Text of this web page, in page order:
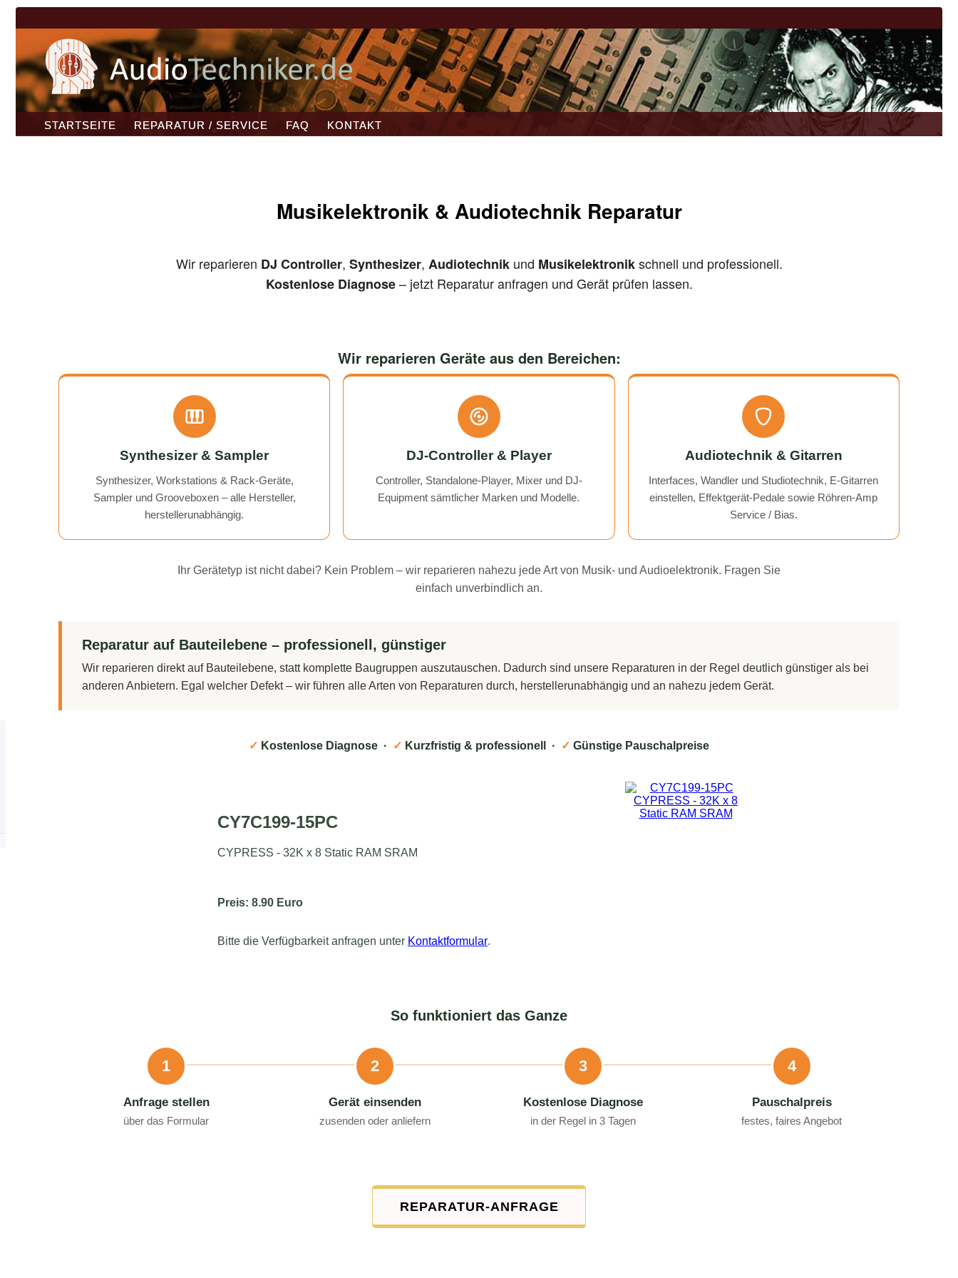
STARTSEITE REPARATUR / SERVICE FAQ KONTAKT
Musikelektronik & Audiotechnik Reparatur
Wir reparieren DJ Controller, Synthesizer, Audiotechnikund Musikelektronikschnell und professionell.
Kostenlose Diagnose– jetzt Reparatur anfragen und Gerät prüfen lassen.
Wir reparieren Geräte aus den Bereichen:
Synthesizer & Sampler
Synthesizer, Workstations & Rack-Geräte,
Sampler und Grooveboxen – alle Hersteller,
herstellerunabhängig.
DJ-Controller & Player
Controller, Standalone-Player, Mixer und DJ-
Equipment sämtlicher Marken und Modelle.
Audiotechnik & Gitarren
Interfaces, Wandler und Studiotechnik, E-Gitarren
einstellen, Effektgerät-Pedale sowie Röhren-Amp
Service / Bias.
Ihr Gerätetyp ist nicht dabei? Kein Problem – wir reparieren nahezu jede Art von Musik- und Audioelektronik. Fragen Sie
einfach unverbindlich an.
Reparatur auf Bauteilebene – professionell, günstiger
Wir reparieren direkt auf Bauteilebene, statt komplette Baugruppen auszutauschen. Dadurch sind unsere Reparaturen in der Regel deutlich günstiger als bei
anderen Anbietern. Egal welcher Defekt – wir führen alle Arten von Reparaturen durch, herstellerunabhängig und an nahezu jedem Gerät.
✓ Kostenlose Diagnose · ✓ Kurzfristig & professionell · ✓ Günstige Pauschalpreise
CY7C199-15PC
CYPRESS - 32K x 8 Static RAM SRAM
Preis: 8.90 Euro
Bitte die Verfügbarkeit anfragen unter Kontaktformular.
So funktioniert das Ganze
1
Anfrage stellen
über das Formular
2
Gerät einsenden
zusenden oder anliefern
3
Kostenlose Diagnose
in der Regel in 3 Tagen
4
Pauschalpreis
festes, faires Angebot
REPARATUR-ANFRAGE